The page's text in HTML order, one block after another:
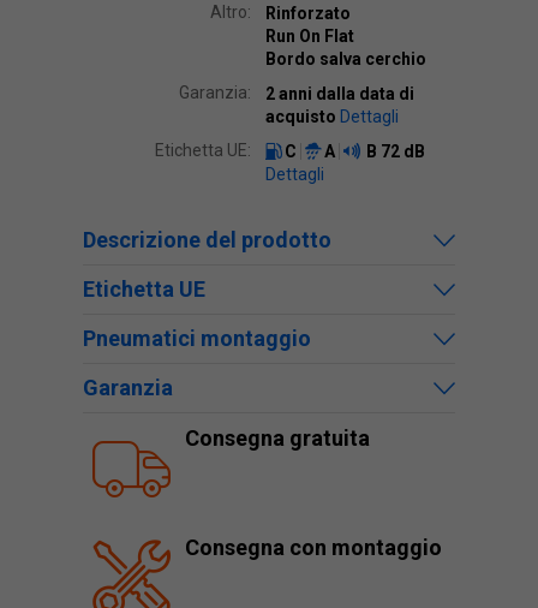
Altro:
Rinforzato
Run On Flat
Bordo salva cerchio
Garanzia:
2 anni dalla data di
acquisto Dettagli
Etichetta UE:
C A B 72 dB
Dettagli
Descrizione del prodotto
Etichetta UE
Pneumatici montaggio
Garanzia
Consegna gratuita
Consegna con montaggio